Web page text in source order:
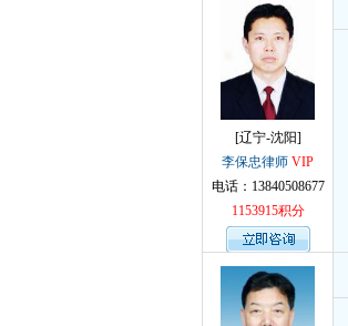
[辽宁-沈阳]
李保忠律师 VIP
电话：13840508677
1153915积分